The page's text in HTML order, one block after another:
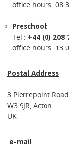
office hours:
Preschool:
Tel.: +44 (0) 208
office hours:
Postal Address
3 Pierrepoint Road
W3 9JR, Acton
UK
e-mail